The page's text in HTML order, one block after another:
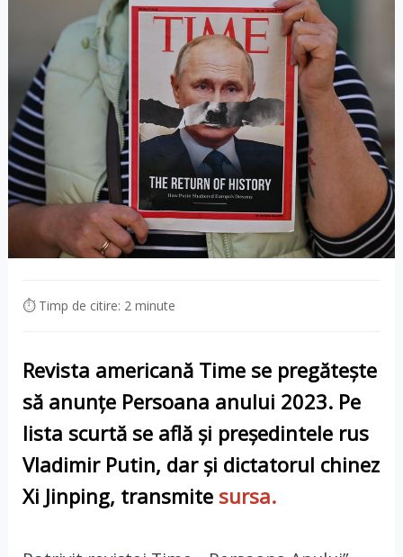
⏱ Timp de citire: 2 minute
Revista americană Time se pregătește
să anunțe Persoana anului 2023. Pe
lista scurtă se află și președintele rus
Vladimir Putin, dar și dictatorul chinez
Xi Jinping, transmite sursa.